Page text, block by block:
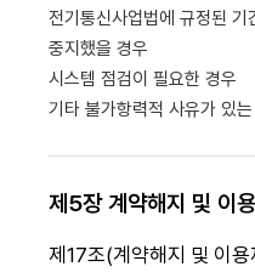
전기통신사업법에 규정된
중지했을 경우
시스템 점검이 필요한 경우
기타 불가항력적 사유가 있
제5장 계약해지 및 이
제17조(계약해지 및 이용